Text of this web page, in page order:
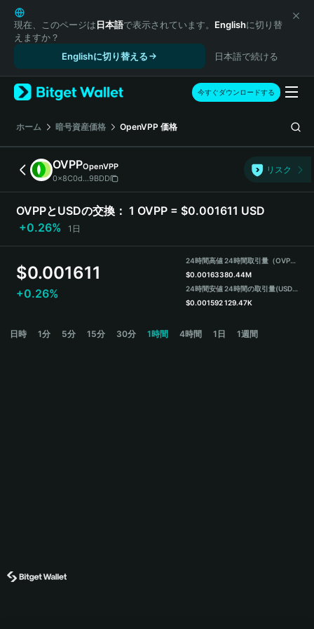
English
日本語
Tiếng Việt
Español (Latinoamérica)
Türkçe
Français
Deutsch
简体中文
繁體中文
Português (Portugal)
Bahasa Indonesia
ภาษาไทย
हिन्दी
Español
Português (Brasil)
現在、このページは日本語で表示されています。 Englishに切り替
えますか？
Englishに切り替える
日本語で続ける
今すぐダウンロードする
ホーム 暗号資産価格 OpenVPP 価格
OVPPOpenVPP
0x8C0d...9BDD
リスク
OVPPとUSDの交換： 1 OVPP = $0.001611 USD
+0.26%
1日
$0.001611
+0.26%
24時間高値
$0.001633
24時間安値
$0.001592
24時間取引量（OVPP）
80.44M
24時間の取引量(USDT)
129.47K
日時 1分 5分 15分 30分 1時間 4時間 1日 1週間